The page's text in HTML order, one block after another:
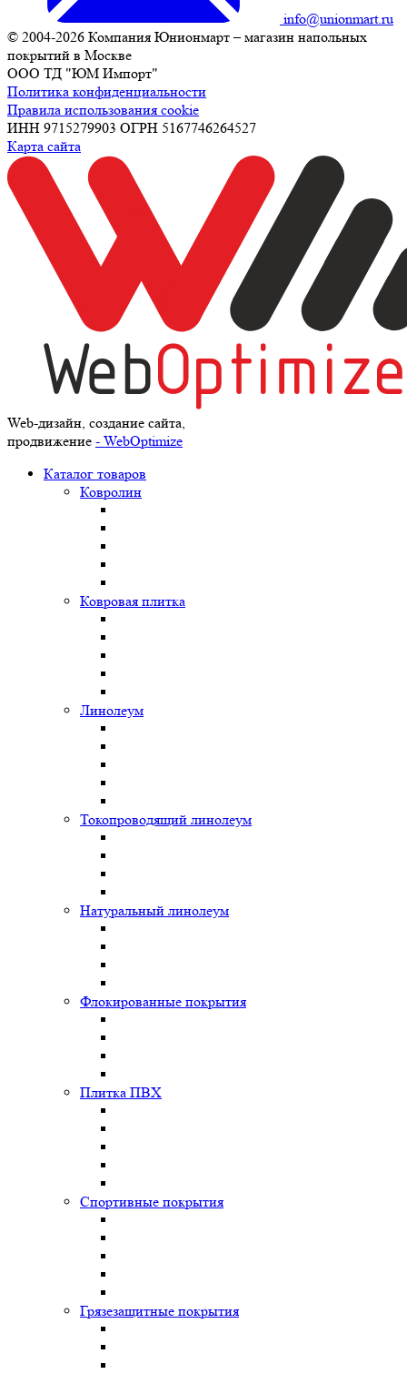
info@unionmart.ru
© 2004-2026 Компания Юнионмарт – магазин напольных
покрытий в Москве
ООО ТД "ЮМ Импорт"
Политика конфиденциальности
Правила использования cookie
ИНН 9715279903 ОГРН 5167746264527
Карта сайта
Web-дизайн, создание сайта,
продвижение - WebOptimize
Каталог товаров
Ковролин
Ковровая плитка
Линолеум
Токопроводящий линолеум
Натуральный линолеум
Флокированные покрытия
Плитка ПВХ
Спортивные покрытия
Грязезащитные покрытия